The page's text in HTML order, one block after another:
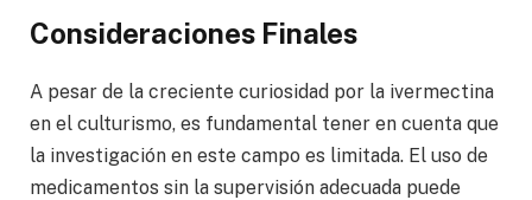
Consideraciones Finales
A pesar de la creciente curiosidad por la ivermectina
en el culturismo, es fundamental tener en cuenta que
la investigación en este campo es limitada. El uso de
medicamentos sin la supervisión adecuada puede